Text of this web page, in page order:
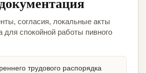
согласия, локальные акты
для спокойной работы пивного
трудового распорядка